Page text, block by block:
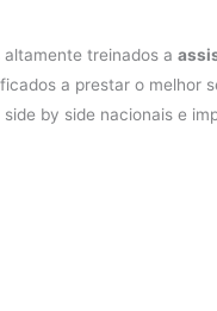
altamente treinados a
a prestar o melhor
by side nacionais e